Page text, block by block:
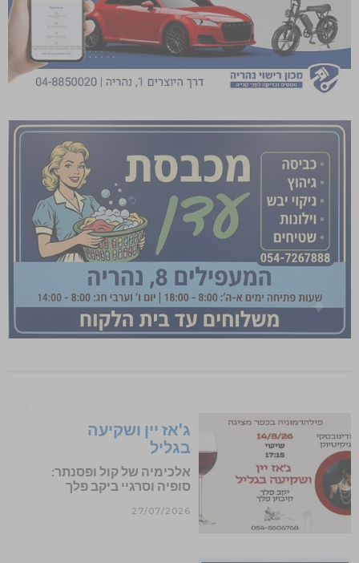
ג'אז יין ושקיעה
בגליל
אלכימיה של קול ופסנתר:
סופיה וסרגיי ביקב פלך
27/07/2026